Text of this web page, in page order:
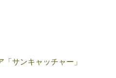
サンキャッチャー」